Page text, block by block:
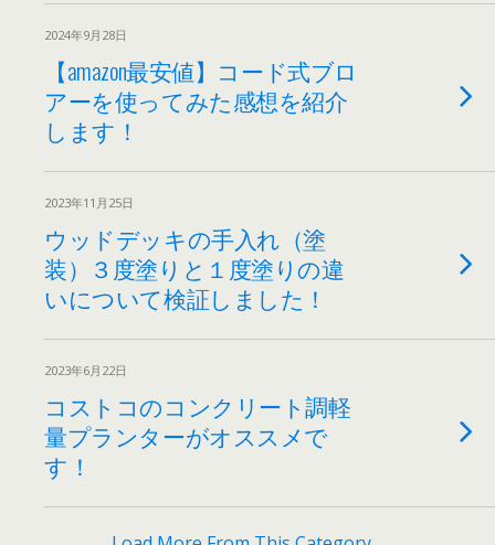
2024年9月28日
【amazon最安値】コード式ブロ
アーを使ってみた感想を紹介
します！
2023年11月25日
ウッドデッキの手入れ（塗
装）３度塗りと１度塗りの違
いについて検証しました！
2023年6月22日
コストコのコンクリート調軽
量プランターがオススメで
す！